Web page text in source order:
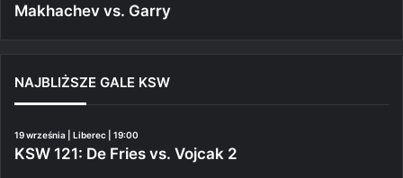
Makhachev vs. Garry
NAJBLIŻSZE GALE KSW
19 września | Liberec | 19:00
KSW 121: De Fries vs. Vojcak 2